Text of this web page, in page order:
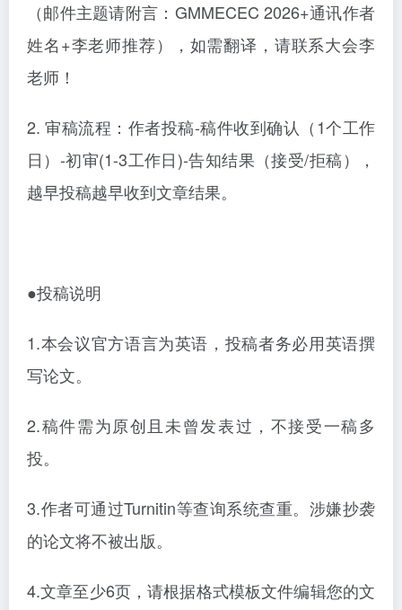
（邮件主题请附言：GMMECEC 2026+通讯作者
姓名+李老师推荐），如需翻译，请联系大会李
老师！
2.审稿流程：作者投稿-稿件收到确认（1个工作
日）-初审(1-3工作日)-告知结果（接受/拒稿），
越早投稿越早收到文章结果。
●投稿说明
1.本会议官方语言为英语，投稿者务必用英语撰
写论文。
2.稿件需为原创且未曾发表过，不接受一稿多
投。
3.作者可通过Turnitin等查询系统查重。涉嫌抄袭
的论文将不被出版。
4.文章至少6页，请根据格式模板文件编辑您的文